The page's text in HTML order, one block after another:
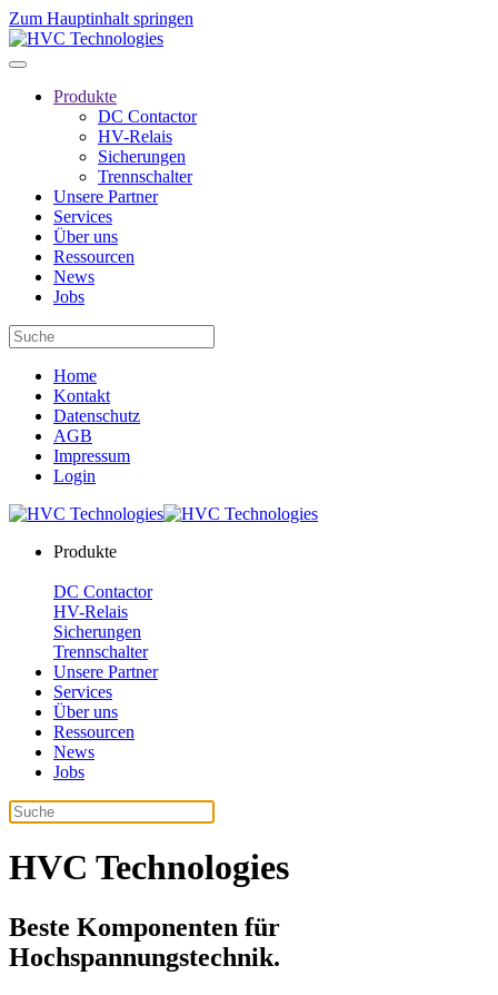
Zum Hauptinhalt springen
Produkte
DC Contactor
HV-Relais
Sicherungen
Trennschalter
Unsere Partner
Services
Über uns
Ressourcen
News
Jobs
Home
Kontakt
Datenschutz
AGB
Impressum
Login
Produkte
DC Contactor
HV-Relais
Sicherungen
Trennschalter
Unsere Partner
Services
Über uns
Ressourcen
News
Jobs
HVC Technologies
Beste Komponenten für
Hochspannungstechnik.